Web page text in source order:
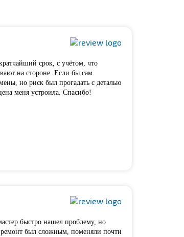
срок, с учётом, что
на стороне. Если бы сам
но риск был прогадать с деталью
меня устроила. Спасибо!
быстро нашел проблему, но
ремонт был сложным, поменяли почти